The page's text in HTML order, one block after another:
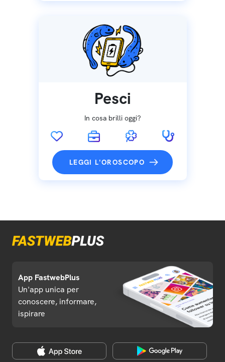
Pesci
In cosa brilli oggi?
LEGGI L'OROSCOPO
App FastwebPlus
Un'app unica per
conoscere, informare,
ispirare